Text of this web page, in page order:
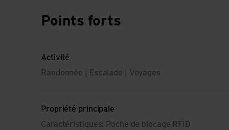
Points forts
Activité
Randonnée | Escalade | Voyages
Propriété principale
Caractéristiques: Poche de blocage RFID